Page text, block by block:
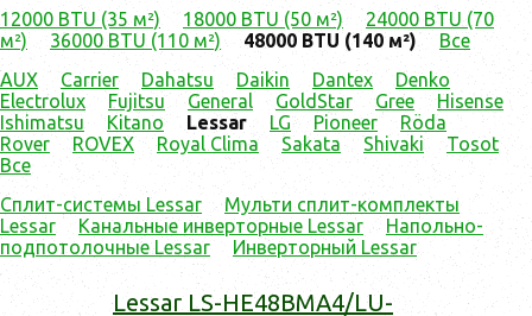
12000 BTU (35 м²) 18000 BTU (50 м²)
24000 BTU (70
м²)
36000 BTU (110 м²) 48000 BTU (140 м²)
Все
AUX
Carrier Dahatsu Daikin Dantex
Denko
Electrolux
Fujitsu General GoldStar Gree
Hisense
Ishimatsu
Kitano Lessar LG Pioneer
Röda
Rover
ROVEX Royal Clima Sakata Shivaki
Tosot
Все
Сплит-системы Lessar
Мульти cплит-комплекты
Lessar
Канальные инверторные Lessar
Напольно-
подпотолочные Lessar
Инверторный Lessar
Lessar LS-HE48BMA4/LU-